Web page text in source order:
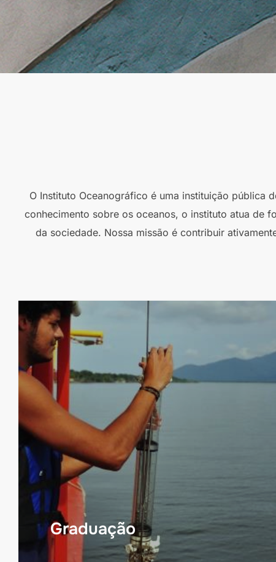
O Instituto Oceanográfico é uma instituição pública
conhecimento sobre os oceanos, o instituto atua de
da sociedade. Nossa missão é contribuir
Graduação